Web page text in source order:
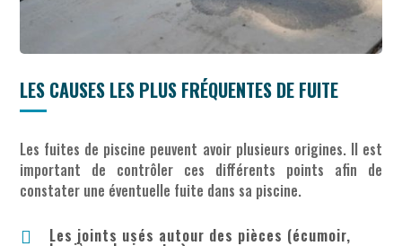
LES CAUSES LES PLUS FRÉQUENTES DE FUITE
Les fuites de piscine peuvent avoir plusieurs origines. Il est
important de contrôler ces différents points afin de
constater une éventuelle fuite dans sa piscine.
 Les joints usés autour des pièces (écumoir,